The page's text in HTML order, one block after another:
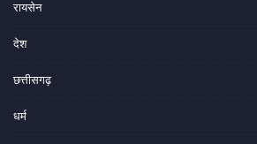
रायसेन
देश
छत्तीसगढ़
धर्म